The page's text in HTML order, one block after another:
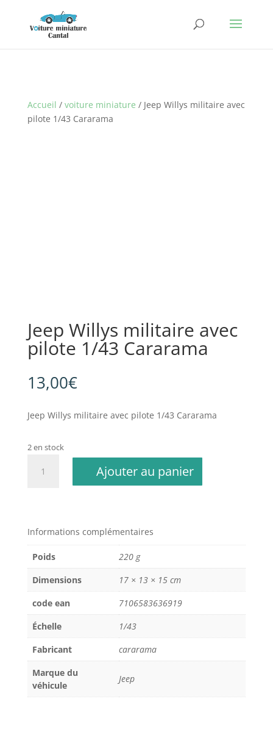
Accueil / voiture miniature / Jeep Willys militaire avec
pilote 1/43 Cararama
Jeep Willys militaire avec
pilote 1/43 Cararama
13,00€
Jeep Willys militaire avec pilote 1/43 Cararama
2 en stock
avec
pilote
1/43
Ajouter au panier
Informations complémentaires
Poids
220 g
Dimensions
17 × 13 × 15 cm
code ean
7106583636919
Échelle
1/43
Fabricant
cararama
Marque du
véhicule
Jeep